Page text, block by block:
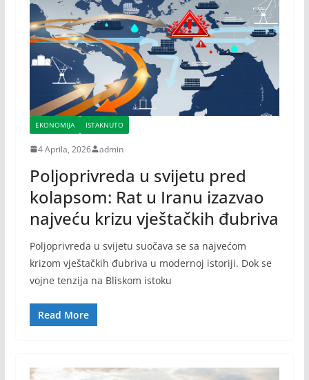
EKONOMIJA ISTAKNUTO
4 Aprila, 2026 admin
Poljoprivreda u svijetu pred
kolapsom: Rat u Iranu izazvao
najveću krizu vještačkih đubriva
Poljoprivreda u svijetu suočava se sa najvećom
krizom vještačkih đubriva u modernoj istoriji. Dok se
vojne tenzija na Bliskom istoku
Read More